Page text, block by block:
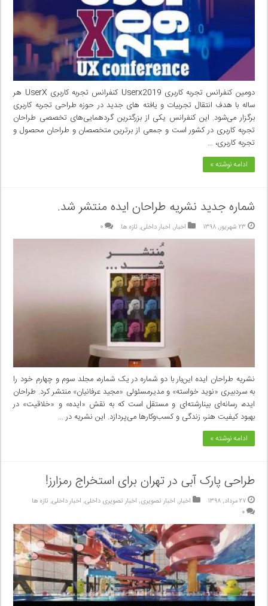
دومین کنفرانس تجربه کاربری Userx2019 کنفرانس تجربه کاربری UserX هر
ساله با هدف انتقال تجربیات و یافته های جدید در حوزه طراحی تجربه کاربری
برگزار می‌شود. این کنفرانس یکی از بزرگترین گردهمایی‌های تخصصی طراحان
تجربه کاربری در کشور است و جمعی از برترین متخصصان و طراحان محصول و
تجربه کاربری، …
ادامه نوشته »
شماره جدید نشریه‌ طراحان ایده منتشر شد.
۲۳ شهریور, ۱۳۹۸ اخبار, اخبار داخلی, تازه ها ۰
نشریه طراحان ایده این‌بار با دو شماره در یک شماره، مجلد سوم و چهارم خود را
به سردبیری «نوید خواسته» و مدیرمسئولی «مجید عرفانیان» منتشر کرد. طراحان
ایده، رسانه‌ای بینارشته‌ای و مستقل است که به نقش «ایده» و «خلاقیت» در
بهبود کیفیت هنر، زندگی و کسب‌وکارها می‌پردازد. این نشریه در …
ادامه نوشته »
طراحی پارک آبی در تهران برای استخراج رمزارز!
۲۷ مرداد, ۱۳۹۸ اخبار, اخبار تصویری, اخبار تصویری داخلی, اخبار داخلی, تازه ها
۰